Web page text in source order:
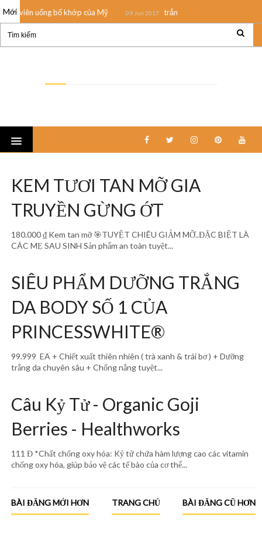
Mớiviên uống bổ khớp của Mỹ 09 Jun 2017 trắng răng thiên nhiên AP24
KEM TƯƠI TAN MỠ GIA
TRUYỀN GỪNG ỚT
180.000 ₫ Kem tan mỡ 🎯TUYỆT CHIÊU GIẢM MỠ..ĐẶC BIỆT LÀ
CÁC MẸ SAU SINH Sản phẩm an toàn tuyệt...
SIÊU PHẨM DƯỠNG TRẮNG
DA BODY SỐ 1 CỦA
PRINCESSWHITE®
99.999 EA + Chiết xuất thiên nhiên ( trà xanh & trái bơ ) + Dưỡng
trắng da chuyên sâu + Chống nắng tuyệt...
Câu Kỷ Tử - Organic Goji
Berries - Healthworks
111 Đ *Chất chống oxy hóa: Kỷ tử chứa hàm lượng cao các vitamin
chống oxy hóa, giúp bảo vệ các tế bào của cơ thể...
BÀI ĐĂNG MỚI HƠN BÀI ĐĂNG CŨ HƠN
TRANG CHỦ